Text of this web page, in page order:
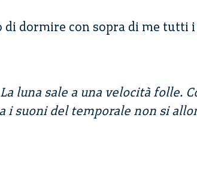
di dormire con sopra di me tutti
luna sale a una velocità folle.
i suoni del temporale non si